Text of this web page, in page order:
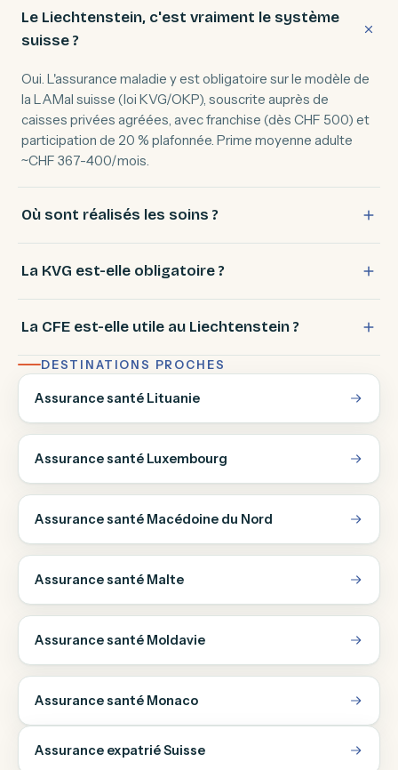
Le Liechtenstein, c'est vraiment le système
suisse ?
Oui. L'assurance maladie y est obligatoire sur le modèle de
la LAMal suisse (loi KVG/OKP), souscrite auprès de
caisses privées agréées, avec franchise (dès CHF 500) et
participation de 20 % plafonnée. Prime moyenne adulte
~CHF 367-400/mois.
Où sont réalisés les soins ?
La KVG est-elle obligatoire ?
La CFE est-elle utile au Liechtenstein ?
DESTINATIONS PROCHES
Assurance santé Lituanie
Assurance santé Luxembourg
Assurance santé Macédoine du Nord
Assurance santé Malte
Assurance santé Moldavie
Assurance santé Monaco
Assurance expatrié Suisse